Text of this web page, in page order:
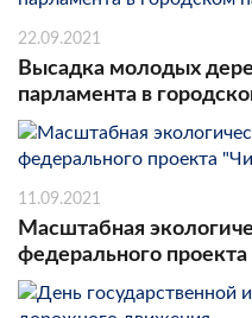
22.09.2021
Высадка молодых
парламента в
11.09.2021
Масштабная
федерального